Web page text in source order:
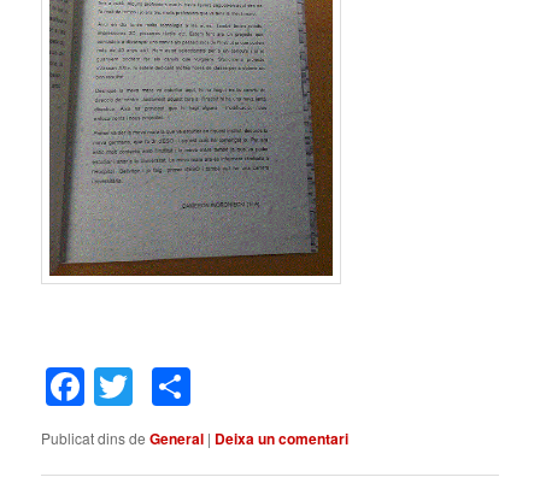
Facebook
Twitter
Publicat dins de General | Deixa un comentari